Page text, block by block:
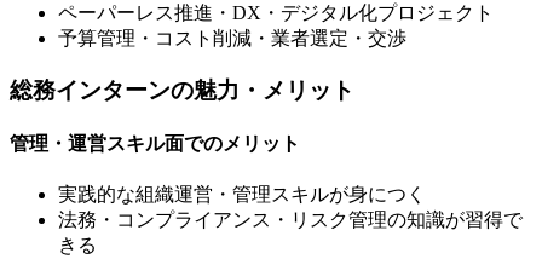
ペーパーレス推進・DX・デジタル化プロジェクト
予算管理・コスト削減・業者選定・交渉
総務インターンの魅力・メリット
管理・運営スキル面でのメリット
実践的な組織運営・管理スキルが身につく
法務・コンプライアンス・リスク管理の知識が習得で
きる